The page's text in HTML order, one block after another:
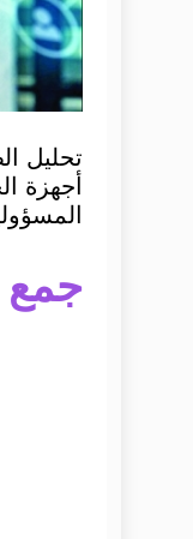
تحليل
أجهزة
جمع